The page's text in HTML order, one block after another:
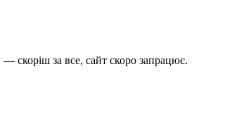
скоріш за все, сайт скоро запрацює.